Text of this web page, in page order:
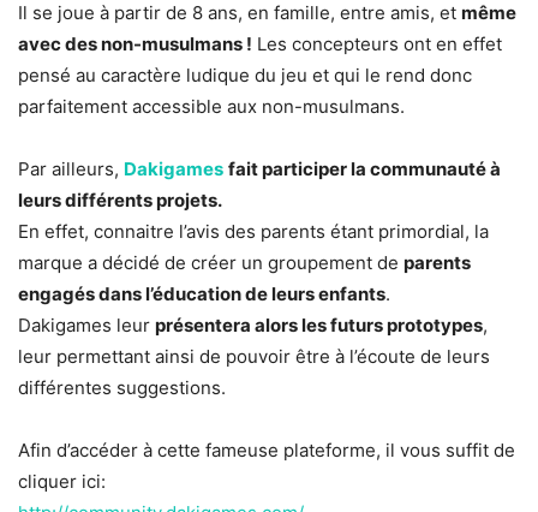
Il se joue à partir de 8 ans, en famille, entre amis, et même
avec des non-musulmans ! Les concepteurs ont en effet
pensé au caractère ludique du jeu et qui le rend donc
parfaitement accessible aux non-musulmans.
Par ailleurs, Dakigames fait participer la communauté à
leurs différents projets.
En effet, connaitre l’avis des parents étant primordial, la
marque a décidé de créer un groupement de parents
engagés dans l’éducation de leurs enfants.
Dakigames leur présentera alors les futurs prototypes,
leur permettant ainsi de pouvoir être à l’écoute de leurs
différentes suggestions.
Afin d’accéder à cette fameuse plateforme, il vous suffit de
cliquer ici: